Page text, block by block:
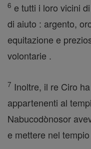
6 e tutti i loro vicini
di aiuto : argento,
equitazione e
volontarie .
7 Inoltre, il re Ciro
appartenenti al
Nabucodònosor
e mettere nel